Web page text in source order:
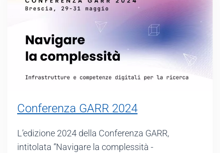
Conferenza GARR 2024
L’edizione 2024 della Conferenza GARR,
intitolata “Navigare la complessità -